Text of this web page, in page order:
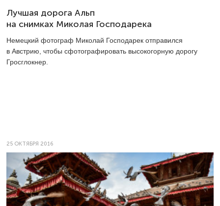
Лучшая дорога Альп
на снимках Миколая Господарека
Немецкий фотограф Миколай Господарек отправился
в Австрию, чтобы сфотографировать высокогорную дорогу
Гросглокнер.
25 ОКТЯБРЯ 2016